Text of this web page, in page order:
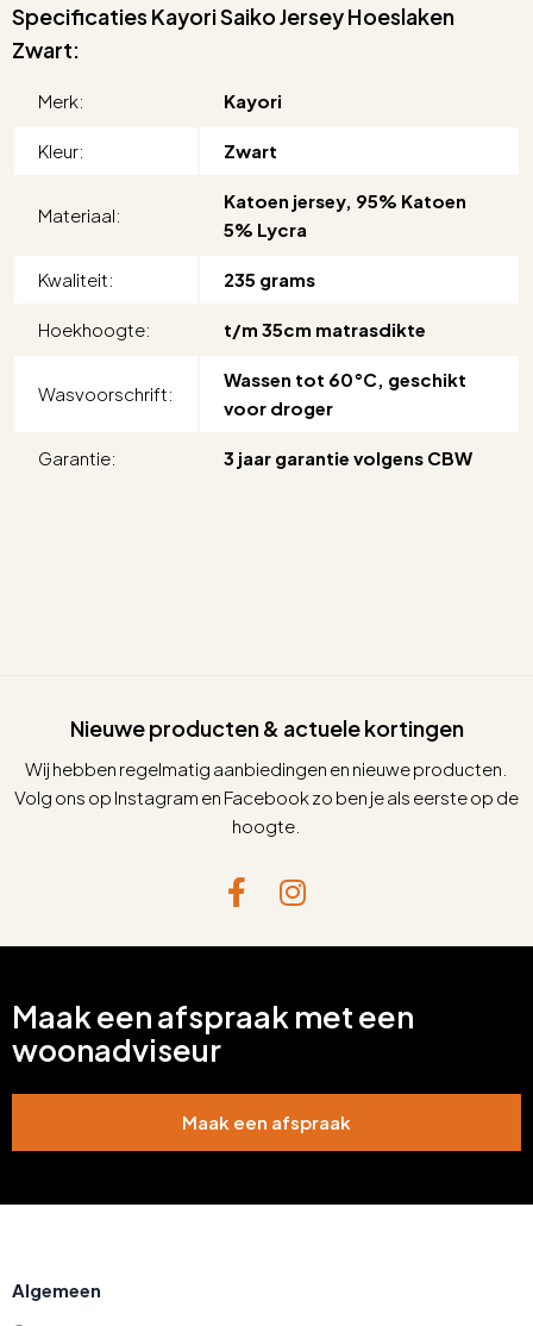
Specificaties Kayori Saiko Jersey Hoeslaken
Zwart:
Merk: Kayori
Kleur: Zwart
Materiaal:
Katoen jersey, 95% Katoen
5% Lycra
Kwaliteit: 235 grams
Hoekhoogte: t/m 35cm matrasdikte
Wasvoorschrift:
Wassen tot 60°C, geschikt
voor droger
Garantie: 3 jaar garantie volgens CBW
Nieuwe producten & actuele kortingen
Wij hebben regelmatig aanbiedingen en nieuwe producten.
Volg ons op Instagram en Facebook zo ben je als eerste op de
hoogte.
Maak een afspraak met een
woonadviseur
Maak een afspraak
Algemeen